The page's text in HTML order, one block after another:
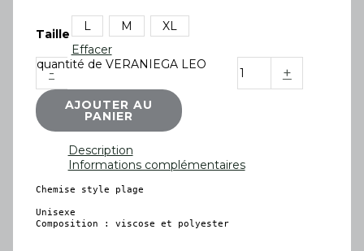
Taille
L M
XL
Effacer
-
quantité de VERANIEGA LEO +
AJOUTER AU
PANIER
Description
Informations complémentaires
Chemise style plage
Unisexe
Composition : viscose et polyester